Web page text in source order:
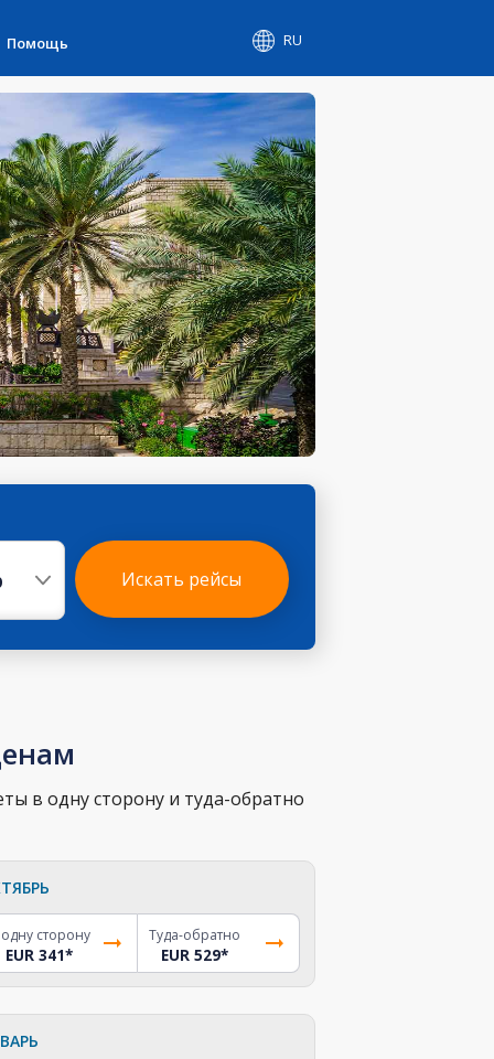
Помощь RU
Искать рейсы
в одну сторону и туда-обратно
сторону
EUR 341*
Туда-обратно
EUR 529*